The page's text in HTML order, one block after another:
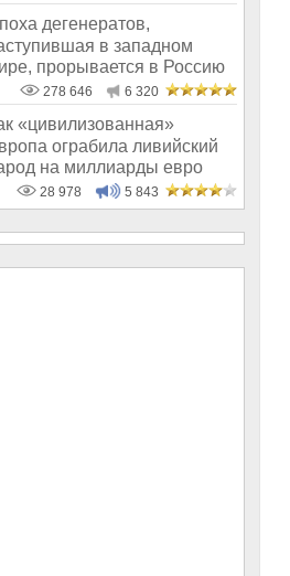
дегенератов,
в западном
прорывается в Россию
278 646 6 320
«цивилизованная»
ограбила ливийский
на миллиарды евро
28 978 5 843